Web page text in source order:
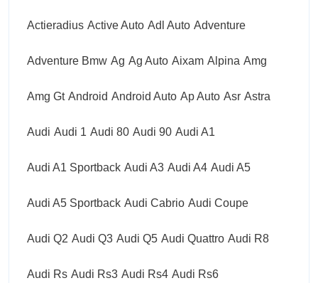
Actieradius Active Auto Adl Auto Adventure
Adventure Bmw Ag Ag Auto Aixam Alpina Amg
Amg Gt Android Android Auto Ap Auto Asr Astra
Audi Audi 1 Audi 80 Audi 90 Audi A1
Audi A1 Sportback Audi A3 Audi A4 Audi A5
Audi A5 Sportback Audi Cabrio Audi Coupe
Audi Q2 Audi Q3 Audi Q5 Audi Quattro Audi R8
Audi Rs Audi Rs3 Audi Rs4 Audi Rs6